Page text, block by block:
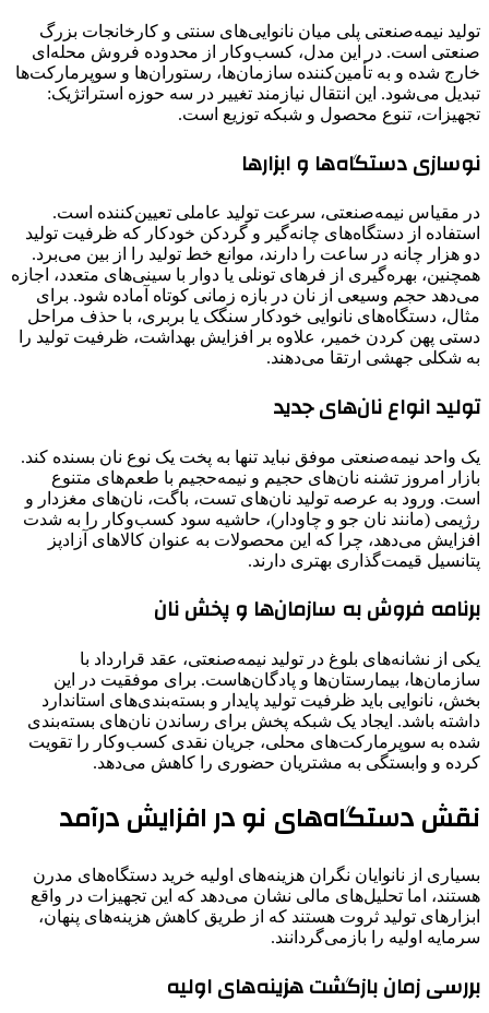
تولید نیمه‌صنعتی پلی میان نانوایی‌های سنتی و کارخانجات بزرگ
صنعتی است. در این مدل، کسب‌وکار از محدوده فروش محله‌ای
خارج شده و به تأمین‌کننده سازمان‌ها، رستوران‌ها و سوپرمارکت‌ها
تبدیل می‌شود. این انتقال نیازمند تغییر در سه حوزه استراتژیک:
تجهیزات، تنوع محصول و شبکه توزیع است.
نوسازی دستگاه‌ها و ابزارها
در مقیاس نیمه‌صنعتی، سرعت تولید عاملی تعیین‌کننده است.
استفاده از دستگاه‌های چانه‌گیر و گردکن خودکار که ظرفیت تولید
دو هزار چانه در ساعت را دارند، موانع خط تولید را از بین می‌برد.
همچنین، بهره‌گیری از فرهای تونلی یا دوار با سینی‌های متعدد، اجازه
می‌دهد حجم وسیعی از نان در بازه زمانی کوتاه آماده شود. برای
مثال، دستگاه‌های نانوایی خودکار سنگک یا بربری، با حذف مراحل
دستی پهن کردن خمیر، علاوه بر افزایش بهداشت، ظرفیت تولید را
به شکلی جهشی ارتقا می‌دهند.
تولید انواع نان‌های جدید
یک واحد نیمه‌صنعتی موفق نباید تنها به پخت یک نوع نان بسنده کند.
بازار امروز تشنه نان‌های حجیم و نیمه‌حجیم با طعم‌های متنوع
است. ورود به عرصه تولید نان‌های تست، باگت، نان‌های مغزدار و
رژیمی (مانند نان جو و چاودار)، حاشیه سود کسب‌وکار را به شدت
افزایش می‌دهد، چرا که این محصولات به عنوان کالاهای آزادپز
پتانسیل قیمت‌گذاری بهتری دارند.
برنامه فروش به سازمان‌ها و پخش نان
یکی از نشانه‌های بلوغ در تولید نیمه‌صنعتی، عقد قرارداد با
سازمان‌ها، بیمارستان‌ها و پادگان‌هاست. برای موفقیت در این
بخش، نانوایی باید ظرفیت تولید پایدار و بسته‌بندی‌های استاندارد
داشته باشد. ایجاد یک شبکه پخش برای رساندن نان‌های بسته‌بندی
شده به سوپرمارکت‌های محلی، جریان نقدی کسب‌وکار را تقویت
کرده و وابستگی به مشتریان حضوری را کاهش می‌دهد.
نقش دستگاه‌های نو در افزایش درآمد
بسیاری از نانوایان نگران هزینه‌های اولیه خرید دستگاه‌های مدرن
هستند، اما تحلیل‌های مالی نشان می‌دهد که این تجهیزات در واقع
ابزارهای تولید ثروت هستند که از طریق کاهش هزینه‌های پنهان،
سرمایه اولیه را بازمی‌گردانند.
بررسی زمان بازگشت هزینه‌های اولیه